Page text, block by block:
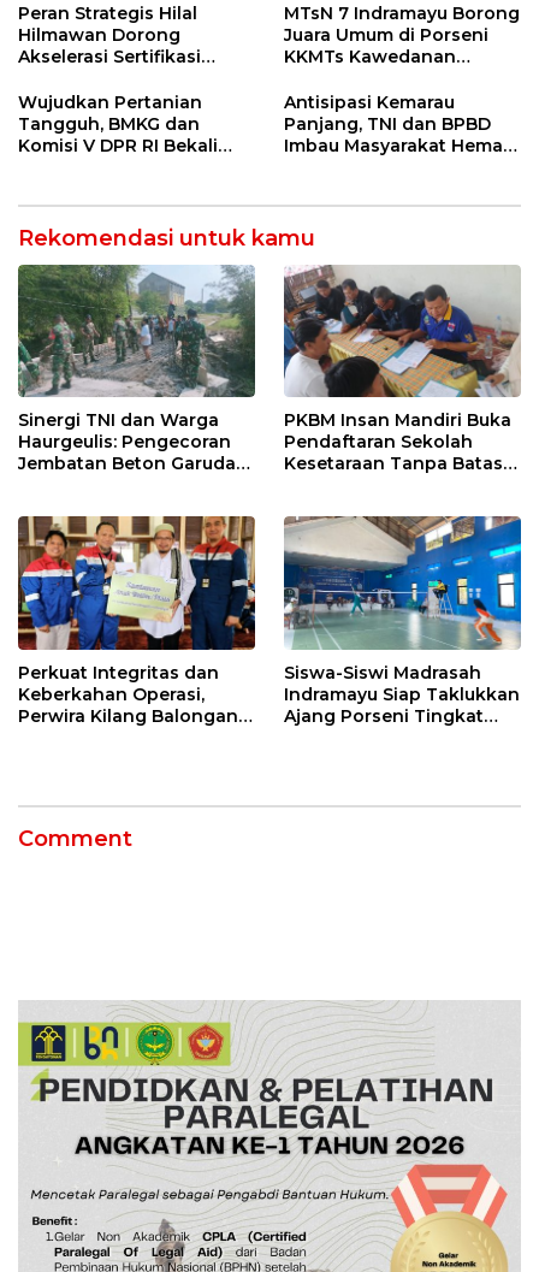
Ngamuk Kepung Polresta
Pekanbaru!
55 Tol Binjai–Langsa
Peran Strategis Hilal
Hilmawan Dorong
Akselerasi Sertifikasi
Entaskan Kemiskinan di
Indramayu
MTsN 7 Indramayu Borong
Juara Umum di Porseni
KKMTs Kawedanan
Wujudkan Pertanian
Tangguh, BMKG dan
Komisi V DPR RI Bekali
Antisipasi Kemarau
Panjang, TNI dan BPBD
Imbau Masyarakat Hemat
Rekomendasi untuk kamu
Sinergi TNI dan Warga
Haurgeulis: Pengecoran
Jembatan Beton Garuda
PKBM Insan Mandiri Buka
Pendaftaran Sekolah
Kesetaraan Tanpa Batas
Perkuat Integritas dan
Keberkahan Operasi,
Perwira Kilang Balongan
Siswa-Siswi Madrasah
Indramayu Siap Taklukkan
Ajang Porseni Tingkat
Comment